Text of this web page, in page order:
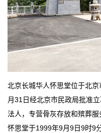
北京长城华人怀思堂位于北
月31日经北京市民政局批准
法人，专营骨灰存放和殡葬服
怀思堂于1999年9月9日9时9